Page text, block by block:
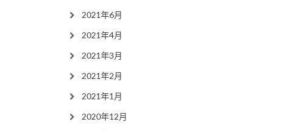
2021年6月
2021年4月
2021年3月
2021年2月
2021年1月
2020年12月